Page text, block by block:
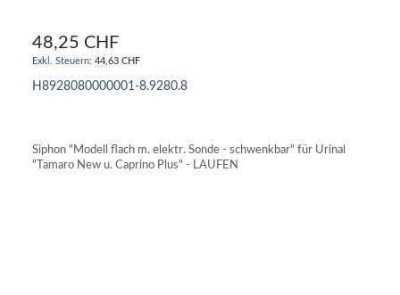
48,25 CHF
44,63 CHF
H8928080000001-8.9280.8
Siphon "Modell flach m. elektr. Sonde - schwenkbar" für Urinal
"Tamaro New u. Caprino Plus" - LAUFEN